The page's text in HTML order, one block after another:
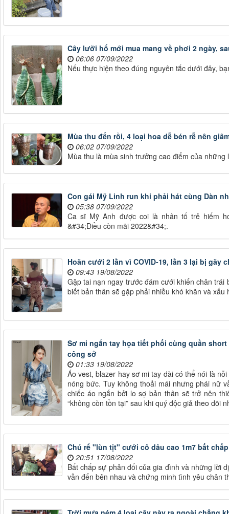
Cây lưỡi hổ mới mua mang về phơi 2 ngày,
06:06 07/09/2022
Nếu thực hiện theo đúng nguyên tắc dưới đây,
Mùa thu đến rồi, 4 loại hoa dễ bén rễ nên
06:02 07/09/2022
Mùa thu là mùa sinh trưởng cao điểm của những
Con gái Mỹ Linh run khi phải hát cùng Dàn
05:38 07/09/2022
Ca sĩ Mỹ Anh được coi là nhân tố trẻ hiếm
&#34;Điều còn mãi 2022&#34;.
Hoãn cưới 2 lần vì COVID-19, lần 3 lại bị
09:43 19/08/2022
Gặp tai nạn ngay trước đám cưới khiến chân
biết bản thân sẽ gặp phải nhiều khó khăn và xấu
Sơ mi ngắn tay họa tiết phối cùng quần
công sở
01:33 19/08/2022
Áo vest, blazer hay sơ mi tay dài có thể nói là
nóng bức. Tuy không thoải mái nhưng phái nữ
chiếc áo ngắn bởi lo sợ bản thân sẽ trở nên
“không còn tồn tại” sau khi quý độc giả theo dõi
Chú rể "lùn tịt" cưới cô dâu cao 1m7 bất
20:51 17/08/2022
Bất chấp sự phản đối của gia đình và những lời
vẫn đến bên nhau và chứng minh tình yêu chân